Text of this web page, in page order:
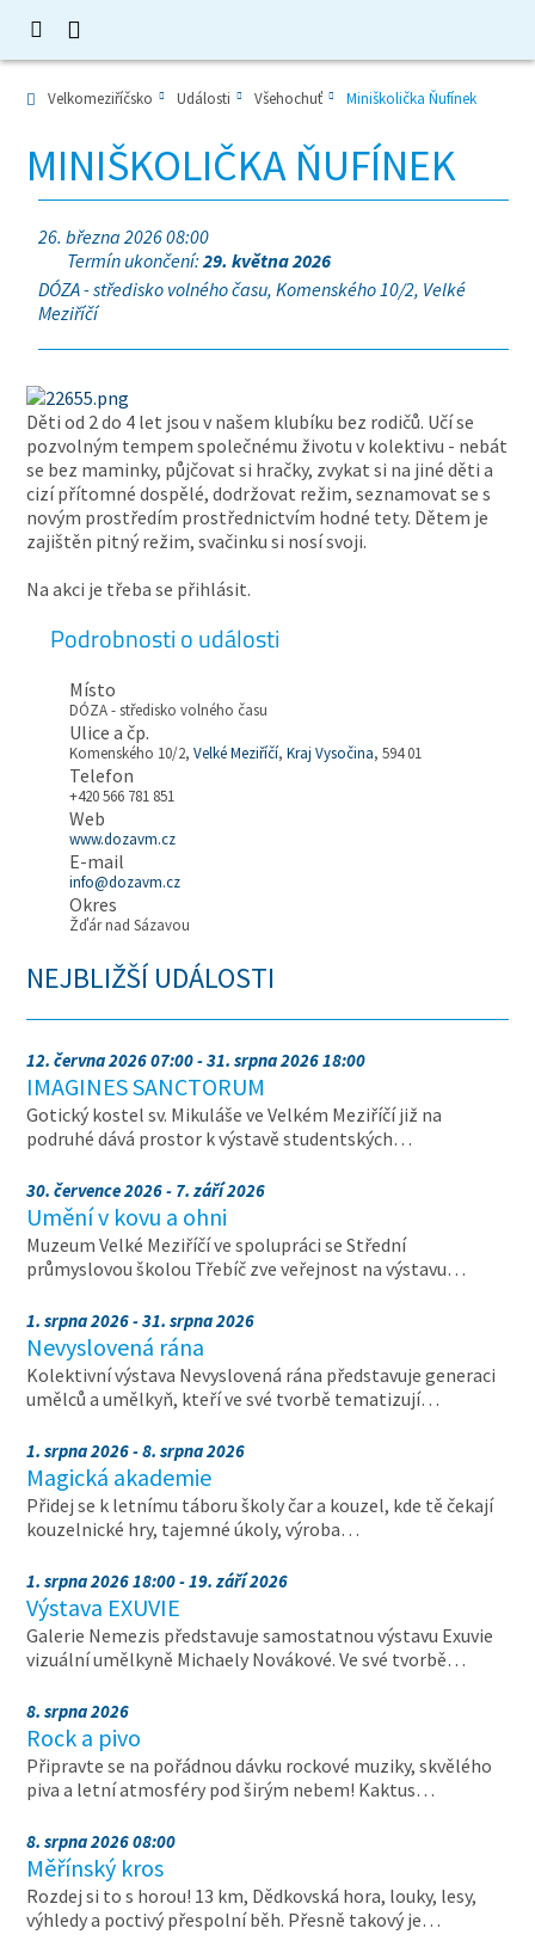
Velkomeziříčsko Události Všehochuť Miniškolička Ňufínek
MINIŠKOLIČKA ŇUFÍNEK
26. března 2026 08:00
Termín ukončení:29. května 2026
DÓZA - středisko volného času, Komenského 10/2, Velké
Meziříčí
Děti od 2 do 4 let jsou v našem klubíku bez rodičů. Učí se
pozvolným tempem společnému životu v kolektivu - nebát
se bez maminky, půjčovat si hračky, zvykat si na jiné děti a
cizí přítomné dospělé, dodržovat režim, seznamovat se s
novým prostředím prostřednictvím hodné tety. Dětem je
zajištěn pitný režim, svačinku si nosí svoji.
Na akci je třeba se přihlásit.
Podrobnosti o události
Místo
DÓZA - středisko volného času
Ulice a čp.
Komenského 10/2,Velké Meziříčí,Kraj Vysočina, 594 01
Telefon
+420 566 781 851
Web
www.dozavm.cz
E-mail
info@dozavm.cz
Okres
Žďár nad Sázavou
NEJBLIŽŠÍ UDÁLOSTI
12. června 2026 07:00 - 31. srpna 2026 18:00
IMAGINES SANCTORUM
Gotický kostel sv. Mikuláše ve Velkém Meziříčí již na
podruhé dává prostor k výstavě studentských…
30. července 2026 - 7. září 2026
Umění v kovu a ohni
Muzeum Velké Meziříčí ve spolupráci se Střední
průmyslovou školou Třebíč zve veřejnost na výstavu…
1. srpna 2026 - 31. srpna 2026
Nevyslovená rána
Kolektivní výstava Nevyslovená rána představuje generaci
umělců a umělkyň, kteří ve své tvorbě tematizují…
1. srpna 2026 - 8. srpna 2026
Magická akademie
Přidej se k letnímu táboru školy čar a kouzel, kde tě čekají
kouzelnické hry, tajemné úkoly, výroba…
1. srpna 2026 18:00 - 19. září 2026
Výstava EXUVIE
Galerie Nemezis představuje samostatnou výstavu Exuvie
vizuální umělkyně Michaely Novákové. Ve své tvorbě…
8. srpna 2026
Rock a pivo
Připravte se na pořádnou dávku rockové muziky, skvělého
piva a letní atmosféry pod širým nebem! Kaktus…
8. srpna 2026 08:00
Měřínský kros
Rozdej si to s horou! 13 km, Dědkovská hora, louky, lesy,
výhledy a poctivý přespolní běh. Přesně takový je…